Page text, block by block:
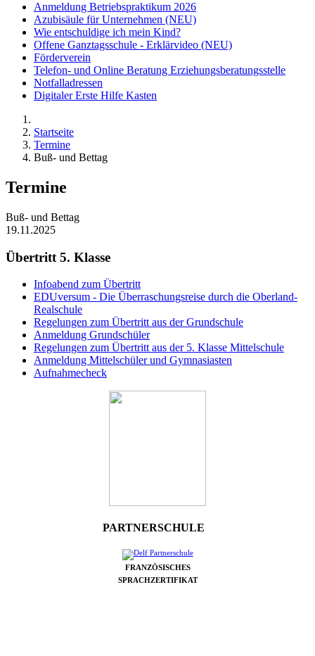
Anmeldung Betriebspraktikum 2026
Azubisäule für Unternehmen (NEU)
Wie entschuldige ich mein Kind?
Offene Ganztagsschule - Erklärvideo (NEU)
Förderverein
Telefon- und Online Beratung Erziehungsberatungsstelle
Notfalladressen
Digitaler Erste Hilfe Kasten
Startseite
Termine
Buß- und Bettag
Termine
Buß- und Bettag
19.11.2025
Übertritt 5. Klasse
Infoabend zum Übertritt
EDUversum - Die Überraschungsreise durch die Oberland-
Realschule
Regelungen zum Übertritt aus der Grundschule
Anmeldung Grundschüler
Regelungen zum Übertritt aus der 5. Klasse Mittelschule
Anmeldung Mittelschüler und Gymnasiasten
Aufnahmecheck
PARTNERSCHULE
FRANZÖSISCHES
SPRACHZERTIFIKAT